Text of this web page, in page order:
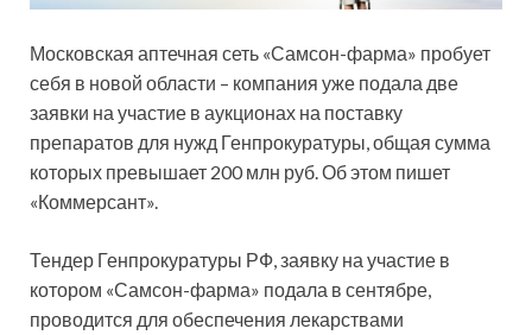
Московская аптечная сеть «Самсон-фарма» пробует
себя в новой области – компания уже подала две
заявки на участие в аукционах на поставку
препаратов для нужд Генпрокуратуры, общая сумма
которых превышает 200 млн руб. Об этом пишет
«Коммерсант».
Тендер Генпрокуратуры РФ, заявку на участие в
котором «Самсон-фарма» подала в сентябре,
проводится для обеспечения лекарствами